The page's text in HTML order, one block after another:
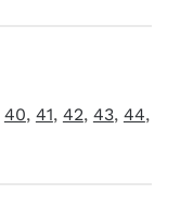
40, 41, 42, 43, 44,